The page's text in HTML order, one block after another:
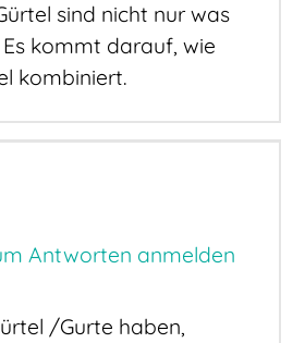
sind nicht nur was
kommt darauf, wie
kombiniert.
Antworten anmelden
/Gurte haben,